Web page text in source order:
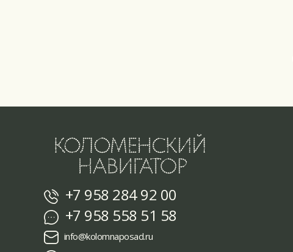
+7 958 284 92 00
+7 958 558 51 58
info@kolomnaposad.ru